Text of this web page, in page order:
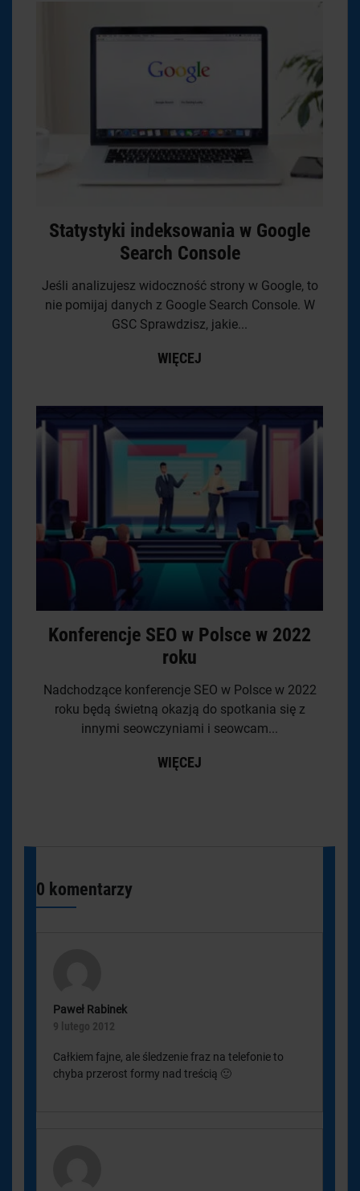
Statystyki indeksowania w Google
Search Console
Jeśli analizujesz widoczność strony w Google, to
nie pomijaj danych z Google Search Console. W
GSC Sprawdzisz, jakie...
WIĘCEJ
Konferencje SEO w Polsce w 2022
roku
Nadchodzące konferencje SEO w Polsce w 2022
roku będą świetną okazją do spotkania się z
innymi seowczyniami i seowcam...
WIĘCEJ
0 komentarzy
Paweł Rabinek
9 lutego 2012
Całkiem fajne, ale śledzenie fraz na telefonie to
chyba przerost formy nad treścią 🙂